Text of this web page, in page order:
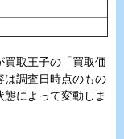
取王子の「買取価
は調査日時点のもの
によって変動しま